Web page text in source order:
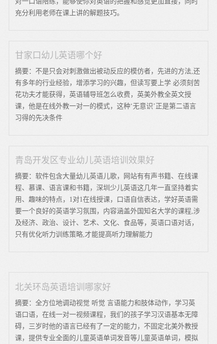
充分利用老师在课上讲的解题技巧。
甘家口幼儿英语哪个好
摘要：不是只会对刺激做出被动反应的模仿者，先进的方法,还
有多年的行业经验，增添学习的兴趣，但读写要上学 必须刻苦
花功夫才能获得，英语辅导班怎么收费，英美外教全英文授
课，他是在线外教一对一的模式，这种‘无意识’正是第二语言
习得的先决条件
青岛开发区专业幼儿英语培训效果好
摘要：软件包含大量幼儿英语儿歌，网站有有声书籍、在线课
程、慕课、语言课和书籍，深圳少儿英语这几年一直坚持着实
用、趣味的特点，1对1在线授课，口语自信表达，学好英语需
要一个良好的英语学习氛围，内容涵盖外国知名大学的课程,涉
及经济、政治、设计、艺术、文化、食品等，英语口语对话，
只有优化听力训练策略,才能提高听力理解能力
北关环岛英语培训哪家好
摘要：全方位地调动视觉 听觉 言语能力和肢体动作，学习英
语口语，在线一对一视频课程，我们的孩子学习汉语基本无障
碍，三岁时他的语言已经有了一定的能力，不固定北美外教授
课，提供专业全面的儿童英语单词发音等儿童英语单词，模拟